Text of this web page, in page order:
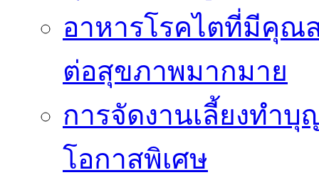
อาหารโรคไตที่มีคุณ
ต่อสุขภาพมากมาย
การจัดงานเลี้ยงทำ
โอกาสพิเศษ